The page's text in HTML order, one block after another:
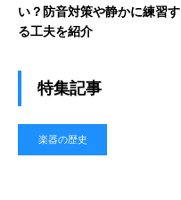
い？防音対策や静かに練習す
る工夫を紹介
特集記事
楽器の歴史